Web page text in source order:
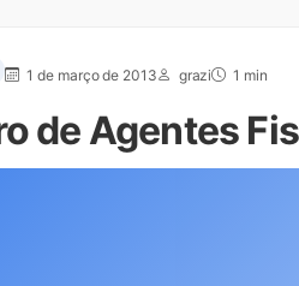
1 de março de 2013 grazi 1 min
de Agentes